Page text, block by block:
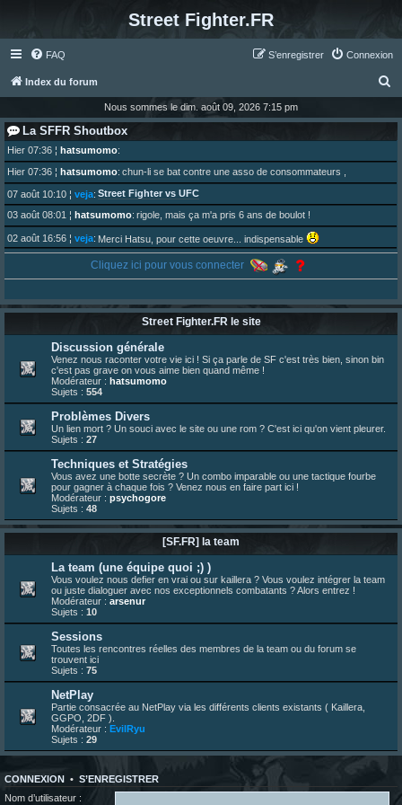
Street Fighter.FR
FAQ Connexion
S’enregistrer
Index du forum
c
e
Nous sommes le dim. août 09, 2026 7:15 pm
La SFFR Shoutbox
Hier 07:36 ¦ hatsumomo:
Hier 07:36 ¦ hatsumomo: chun-li se bat contre une asso de consommateurs ,
07 août 10:10 ¦ veja: Street Fighter vs UFC
03 août 08:01 ¦ hatsumomo: rigole, mais ça m'a pris 6 ans de boulot !
02 août 16:56 ¦ veja: Merci Hatsu, pour cette oeuvre... indispensable
Vous y trouverez du sesque, de l'humour, du sesque, des combats et plein de lore SF !
01 août 08:08¦hatsumomo:
Aujourd'hui, c'est le yaoi day. Pour la peine je reposte ma dernière fic.
30 juil. 07:22¦hatsumomo:
Un futur indispensable :https://x.com/preterniadotcom/status/20 ... 8820352079
26 juil. 22:09¦hatsumomo:bio de Alex en ligne les gens !
13 juil. 09:53¦hatsumomo
bonjour les amis, je viens de poster ma 1e review de figurine !
23 juin 10:36¦indy:une très chouette SFFR shoutbox !
23 juin 07:30¦hatsumomo:nouvelle trad caniculaire les amis !
23 juin 07:26¦hatsumomo:shoutbox réinitialisée
22 juin 12:27¦indy: Yo !
22 juin 08:49¦veja:Yo
Cliquez ici pour vous connecter
Street Fighter.FR le site
Discussion générale
Venez nous raconter votre vie ici ! Si ça parle de SF c'est très bien, sinon bin
c'est pas grave on vous aime bien quand même !
Modérateur : hatsumomo
Sujets : 554
Problèmes Divers
Un lien mort ? Un souci avec le site ou une rom ? C'est ici qu'on vient pleurer.
Sujets : 27
Techniques et Stratégies
Vous avez une botte secrète ? Un combo imparable ou une tactique fourbe
pour gagner à chaque fois ? Venez nous en faire part ici !
Modérateur : psychogore
Sujets : 48
[SF.FR] la team
La team (une équipe quoi ;) )
Vous voulez nous defier en vrai ou sur kaillera ? Vous voulez intégrer la team
ou juste dialoguer avec nos exceptionnels combatants ? Alors entrez !
Modérateur : arsenur
Sujets : 10
Sessions
Toutes les rencontres réelles des membres de la team ou du forum se
trouvent ici
Sujets : 75
NetPlay
Partie consacrée au NetPlay via les différents clients existants ( Kaillera,
GGPO, 2DF ).
Modérateur : EvilRyu
Sujets : 29
CONNEXION • S’ENREGISTRER
Nom d’utilisateur :